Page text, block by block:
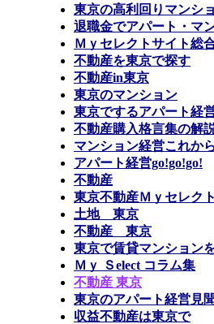
東京の高利回りマンシ
退職金でアパート・マ
Ｍｙセレクトサイト総
不動産を東京で探す
不動産in東京
東京のマンション
東京でするアパート経
不動産購入格言集の解
マンション経営これか
アパート経営go!go!go!
不動産
東京不動産Ｍｙセレク
土地 東京
不動産 東京
東京で賃貸マンション
Ｍｙ Ｓelect コラム集
不動産 東京
東京のアパート経営見
収益不動産は東京で